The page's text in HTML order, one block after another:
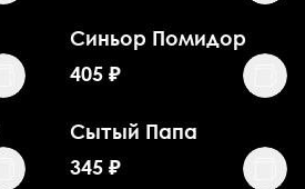
Синьор Помидор
405 ₽
Сытый Папа
345 ₽